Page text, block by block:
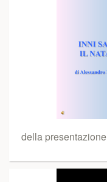
della presentazione